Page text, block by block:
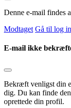
Denne e-mail findes
Modtaget Gå til log
E-mail ikke
Bekræft venligst din
dig. Du kan finde
oprettede din profil.